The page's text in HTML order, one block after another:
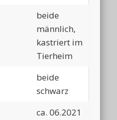
beide
männlich,
kastriert im
Tierheim
beide
schwarz
ca. 06.2021